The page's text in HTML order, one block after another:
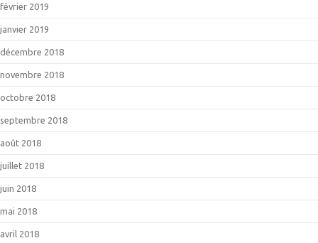
février 2019
janvier 2019
décembre 2018
novembre 2018
octobre 2018
septembre 2018
août 2018
juillet 2018
juin 2018
mai 2018
avril 2018